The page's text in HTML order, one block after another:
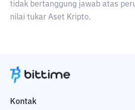
tidak bertanggung jawab atas
nilai tukar Aset Kripto.
Kontak